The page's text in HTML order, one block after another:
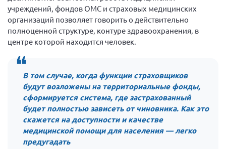
учреждений, фондов ОМС и страховых медицинских
организаций позволяет говорить о действительно
полноценной структуре, контуре здравоохранения, в
центре которой находится человек.
В том случае, когда функции страховщиков
будут возложены на территориальные фонды,
сформируется система, где застрахованный
будет полностью зависеть от чиновника. Как это
скажется на доступности и качестве
медицинской помощи для населения — легко
предугадать